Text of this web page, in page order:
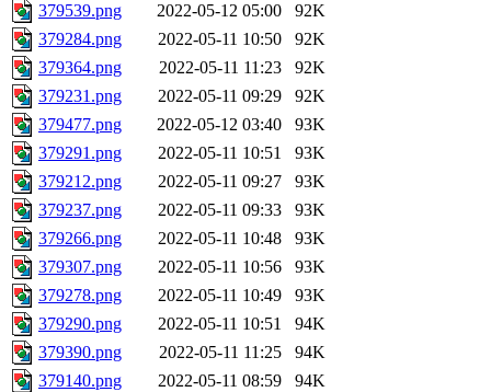
379539.png
2022-05-12 05:00
92K
379284.png
2022-05-11 10:50
92K
379364.png
2022-05-11 11:23
92K
379231.png
2022-05-11 09:29
92K
379477.png
2022-05-12 03:40
93K
379291.png
2022-05-11 10:51
93K
379212.png
2022-05-11 09:27
93K
379237.png
2022-05-11 09:33
93K
379266.png
2022-05-11 10:48
93K
379307.png
2022-05-11 10:56
93K
379278.png
2022-05-11 10:49
93K
379290.png
2022-05-11 10:51
94K
379390.png
2022-05-11 11:25
94K
379140.png
2022-05-11 08:59
94K